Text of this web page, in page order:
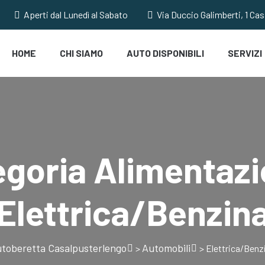
Aperti dal Lunedì al Sabato Via Duccio Galimberti, 1
HOME CHI SIAMO AUTO DISPONIBILI SERVIZI
Casalpusterlengo > Automobili > Elettrica/